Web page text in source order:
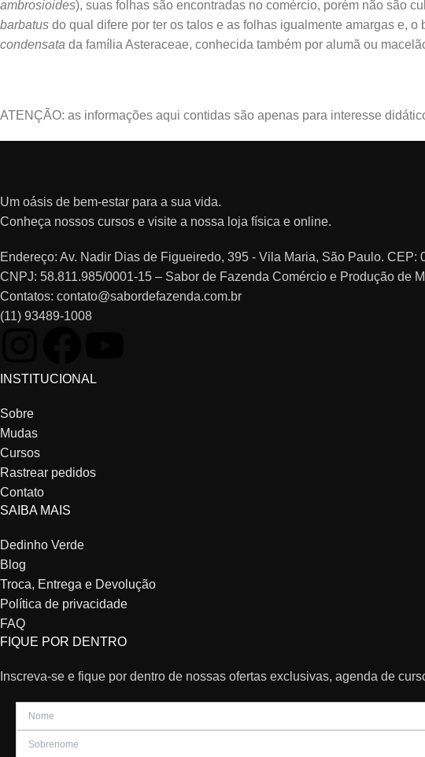
ambrosioides), suas folhas são encontradas no comércio, porém não são
barbatus do qual difere por ter os talos e as folhas igualmente amargas e,
condensata da família Asteraceae, conhecida também por alumã ou
ATENÇÃO: as informações aqui contidas são apenas para interesse
Um oásis de bem-estar para a sua vida.
Conheça nossos cursos e visite a nossa loja física e online.
Endereço: Av. Nadir Dias de Figueiredo, 395 - Vila Maria, São Paulo. CEP:
CNPJ: 58.811.985/0001-15 – Sabor de Fazenda Comércio e Produção de
Contatos: contato@sabordefazenda.com.br
(11) 93489-1008
INSTITUCIONAL
Sobre
Mudas
Cursos
Rastrear pedidos
Contato
SAIBA MAIS
Dedinho Verde
Blog
Troca, Entrega e Devolução
Política de privacidade
FAQ
FIQUE POR DENTRO
Inscreva-se e fique por dentro de nossas ofertas exclusivas, agenda de